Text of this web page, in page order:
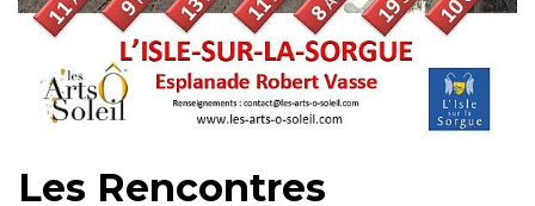
Les Rencontres